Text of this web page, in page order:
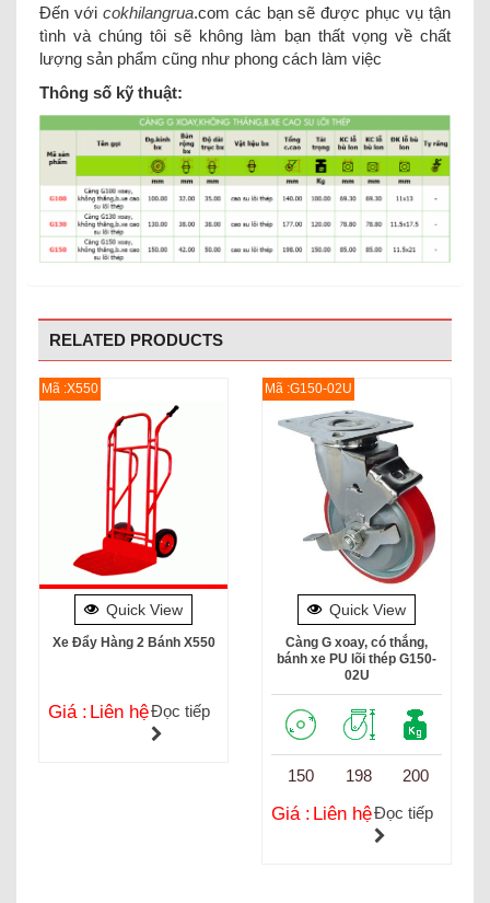
Đến với cokhilangrua.com các bạn sẽ được phục vụ tận
tình và chúng tôi sẽ không làm bạn thất vọng về chất
lượng sản phẩm cũng như phong cách làm việc
Thông số kỹ thuật:
RELATED PRODUCTS
Mã :X550
Quick View
Xe Đẩy Hàng 2 Bánh X550
Giá : Liên hệĐọc tiếp
Mã :G150-02U
Quick View
Càng G xoay, có thắng,
bánh xe PU lõi thép G150-
02U
150 198 200
Giá : Liên hệĐọc tiếp